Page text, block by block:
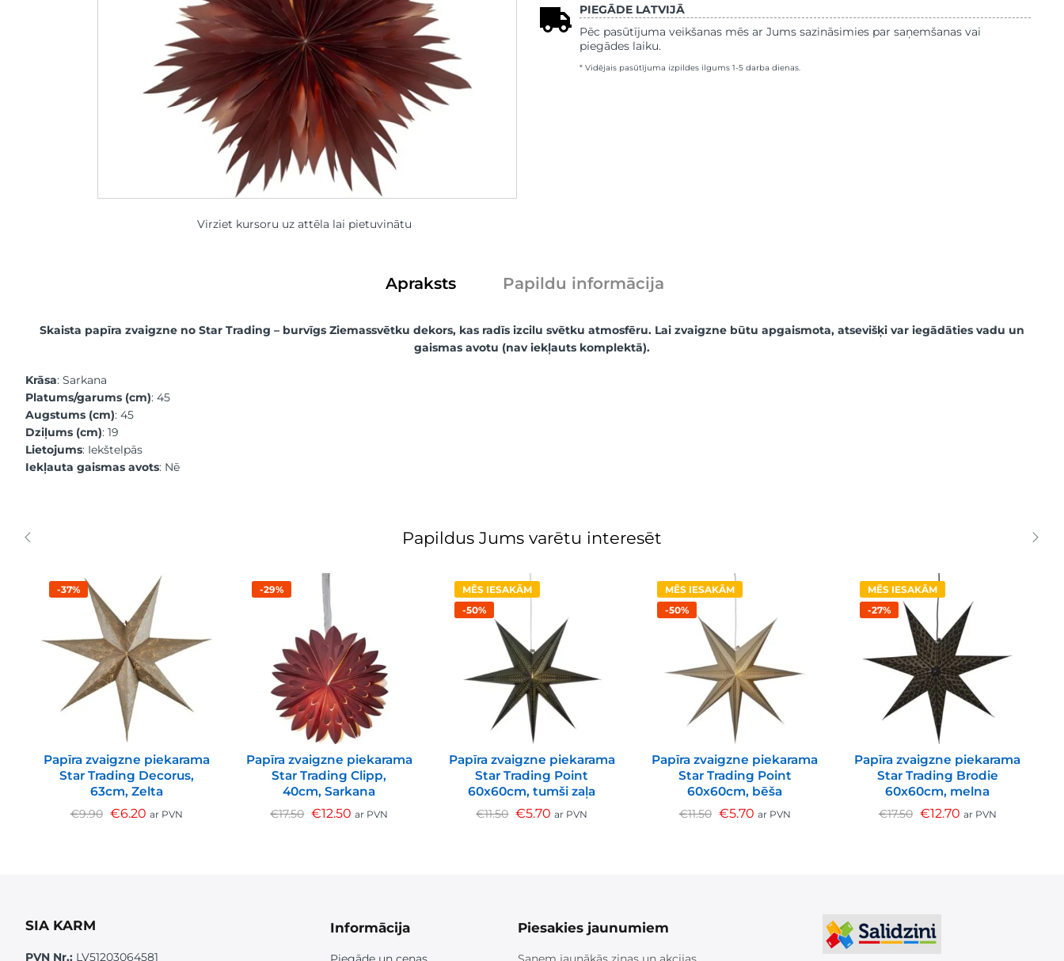
Virziet kursoru uz attēla lai pietuvinātu
PIEGĀDE LATVIJĀ
Pēc pasūtījuma veikšanas mēs ar Jums sazināsimies par saņemšanas vai
piegādes laiku.
* Vidējais pasūtījuma izpildes ilgums 1-5 darba dienas.
Apraksts Papildu informācija
Skaista papīra zvaigzne no Star Trading – burvīgs Ziemassvētku dekors, kas radīs izcilu svētku atmosfēru. Lai zvaigzne būtu apgaismota, atsevišķi var iegādāties vadu un
gaismas avotu (nav iekļauts komplektā).
Krāsa: Sarkana
Platums/garums (cm): 45
Augstums (cm): 45
Dziļums (cm): 19
Lietojums: Iekštelpās
Iekļauta gaismas avots: Nē
Papildus Jums varētu interesēt
-37%
Papīra zvaigzne piekarama
Star Trading Decorus,
63cm, Zelta
€9.90 €6.20 ar PVN
-29%
Papīra zvaigzne piekarama
Star Trading Clipp,
40cm, Sarkana
€17.50 €12.50 ar PVN
MĒS IESAKĀM
-50%
Papīra zvaigzne piekarama
Star Trading Point
60x60cm, tumši zaļa
€11.50 €5.70 ar PVN
MĒS IESAKĀM
-50%
Papīra zvaigzne piekarama
Star Trading Point
60x60cm, bēša
€11.50 €5.70 ar PVN
MĒS IESAKĀM
-27%
Papīra zvaigzne piekarama
Star Trading Brodie
60x60cm, melna
€17.50 €12.70 ar PVN
SIA KARM
PVN Nr.:LV51203064581
Informācija Piesakies jaunumiem